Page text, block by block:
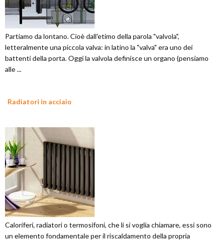
Partiamo da lontano. Cioè dall'etimo della parola "valvola",
letteralmente una piccola valva: in latino la "valva" era uno dei
battenti della porta. Oggi la valvola definisce un organo (pensiamo
alle ...
Radiatori in acciaio
Caloriferi, radiatori o termosifoni, che li si voglia chiamare, essi sono
un elemento fondamentale per il riscaldamento della propria